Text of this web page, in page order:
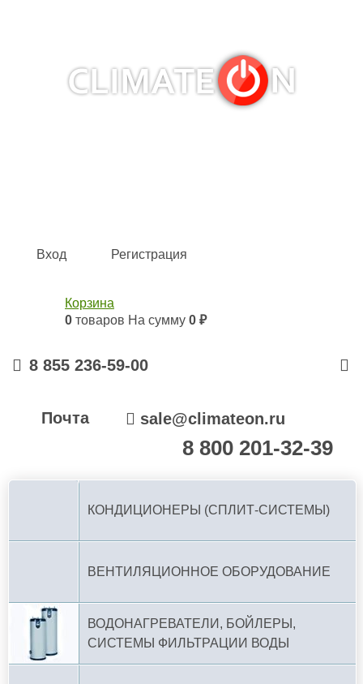
Вход Регистрация
Корзина
0 товаров На сумму 0 ₽
8 855 236-59-00
Почта sale@climateon.ru
8 800 201-32-39
КОНДИЦИОНЕРЫ (СПЛИТ-СИСТЕМЫ)
ВЕНТИЛЯЦИОННОЕ ОБОРУДОВАНИЕ
ВОДОНАГРЕВАТЕЛИ, БОЙЛЕРЫ,
СИСТЕМЫ ФИЛЬТРАЦИИ ВОДЫ